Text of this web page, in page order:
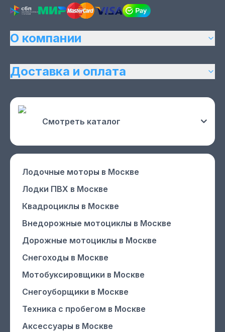
О компании
Доставка и оплата
Смотреть каталог
Лодочные моторы в Москве
Лодки ПВХ в Москве
Квадроциклы в Москве
Внедорожные мотоциклы в Москве
Дорожные мотоциклы в Москве
Снегоходы в Москве
Мотобуксировщики в Москве
Снегоуборщики в Москве
Техника с пробегом в Москве
Аксессуары в Москве